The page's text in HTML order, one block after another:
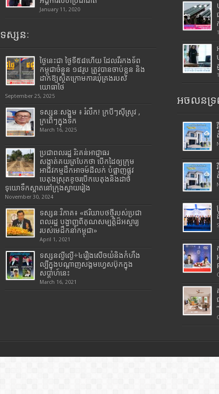
January 11, 2020
ទស្សនៈ
ថ្ងៃនេះជា ថ្ងៃទី៥៨ហើយ ដែលវីរកងទ័ព
កម្ពុជាចំនួន ១៨រូប ត្រូវបានចាប់ខ្លួន និង
ដាក់ឱ្យស្ថិតក្រោមការឃុំគ្រងរបស់
យោធាថៃ
September 25, 2025
ទស្សនៈសង្គម ៖ រំលឹក! ក្របីៗស៊ីស្រូវ ,
ក្រពើៗក្នុងទឹក
March 16, 2025
ប្រជាពលរដ្ឋ រិះគន់អាជ្ញាធរ
សង្កាត់គយត្របែកថា បើកដៃឲ្យក្រុម
អាជីវកម្មដឹកអាចម៍ដីលក់ បំផ្លាញផ្លូវ
បេតុងស្រុតខូចរបើកបេតុងនិងដាច់
ទុយោទឹកស្អាតនៅក្រុងស្វាយរៀង
November 30, 2024
ទស្សនៈវិភាគ៖ «ឥរិយាបថថ្មីរបស់ប្រជា
ពលរដ្ឋ បង្ហាញពីគុណសម្បត្តិដ៏អស្ចារ្យ
របស់មេដឹកនាំកម្ពុជា»
April 1, 2021
ទស្សនល្ងីល្ងើ÷៤រឿងសើចយំនិងកំហឹង
ល្បីក្នុងបណ្តាញសង្គមហ្វេសប៊ុកក្នុង
សប្តាហ៍នេះ
March 16, 2021
អចលនទ្រ